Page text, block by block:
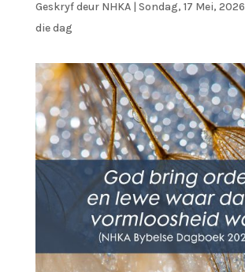
Geskryf deur NHKA| Sondag, 17 Mei, 2026
die dag